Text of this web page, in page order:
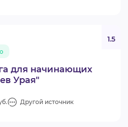
для начинающих
Урая"
1.5
Другой источник